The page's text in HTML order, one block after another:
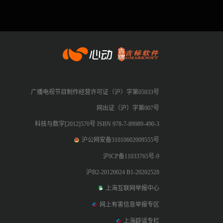
广播电视节目制作经营许可证（沪）字第05033号
网出证（沪）字第007号
科技与数字[2012]570号 ISBN 978-7-89989-490-3
沪公网安备31010602009555号
沪ICP备11033765号-9
沪B2-20120024 B1-20202528
上海互联网举报中心
网上有害信息举报专区
上海辟谣专栏
心动网络